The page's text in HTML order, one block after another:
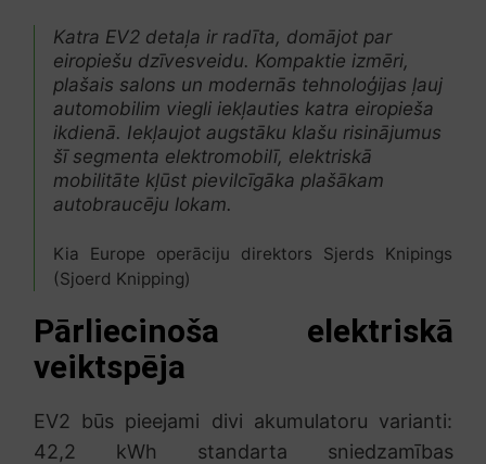
Katra EV2 detaļa ir radīta, domājot par
eiropiešu dzīvesveidu. Kompaktie izmēri,
plašais salons un modernās tehnoloģijas ļauj
automobilim viegli iekļauties katra eiropieša
ikdienā. Iekļaujot augstāku klašu risinājumus
šī segmenta elektromobilī, elektriskā
mobilitāte kļūst pievilcīgāka plašākam
autobraucēju lokam.
Kia Europe operāciju direktors Sjerds Knipings
(Sjoerd Knipping)
Pārliecinoša elektriskā
veiktspēja
EV2 būs pieejami divi akumulatoru varianti:
42,2 kWh standarta sniedzamības